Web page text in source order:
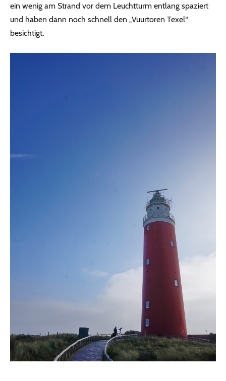
ein wenig am Strand vor dem Leuchtturm entlang spaziert
und haben dann noch schnell den „Vuurtoren Texel“
besichtigt.